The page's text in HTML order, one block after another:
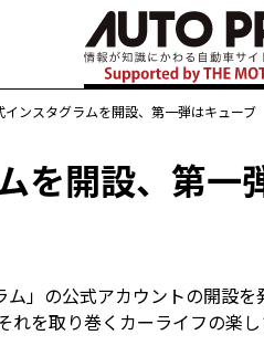
ンスタグラムを開設、第一弾はキューブ
開設、第一
」の公式アカウントの開設
を取り巻くカーライフの楽し